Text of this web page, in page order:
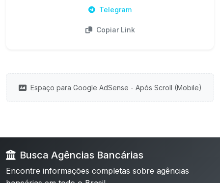
Telegram
Copiar Link
Espaço para Google AdSense - Após Scroll (Mobile)
Busca Agências Bancárias
Encontre informações completas sobre agências